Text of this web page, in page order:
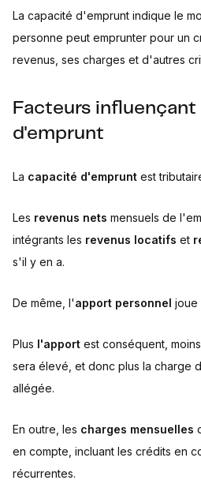
La capacité d'emprunt indique le
personne peut emprunter pour un
revenus, ses charges et d'autres
Facteurs
d'emprunt
La capacité d'emprunt est
Les revenus nets mensuels de
intégrants les revenus locatifs et
s'il y en a.
De même, l'apport personnel joue
Plus l'apport est conséquent,
sera élevé, et donc plus la charge
allégée.
En outre, les charges mensuelles
en compte, incluant les crédits en
récurrentes.